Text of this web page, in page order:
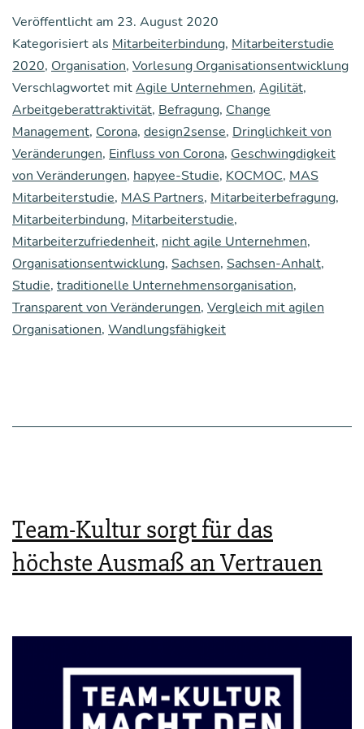
neh­
men
zei­
gen
sich
deut­
lich
wand­
lungs­
fä­
hi­
ger
di­
Unter­
neh­
und
deut­
lich
Veröffentlicht am 23. August 2020
Kategorisiert als Mitarbeiterbindung, Mitarbeiterstudie
2020, Organisation, Vorlesung Organisationsentwicklung
Verschlagwortet mitAgile Unternehmen, Agilität,
Arbeitgeberattraktivität, Befragung, Change
Management, Corona, design2sense, Dringlichkeit von
Veränderungen, Einfluss von Corona, Geschwingdigkeit
von Veränderungen, hapyee-Studie, KOCMOC, MAS
Mitarbeiterstudie, MAS Partners, Mitarbeiterbefragung,
Mitarbeiterbindung, Mitarbeiterstudie,
Mitarbeiterzufriedenheit, nicht agile Unternehmen,
Organisationsentwicklung, Sachsen, Sachsen-Anhalt,
Studie, traditionelle Unternehmensorganisation,
Transparent von Veränderungen, Vergleich mit agilen
Organisationen, Wandlungsfähigkeit
Team-Kultur sorgt für das
höchste Ausmaß an Vertrauen